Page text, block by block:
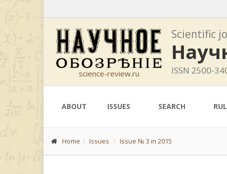
science-review.ru
Scientific
ISSN 2500-
ABOUT ISSUES SEARCH
Home Issues Issue № 3 in 2015